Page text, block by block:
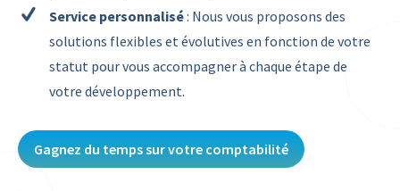
Service personnalisé: Nous vous proposons des
solutions flexibles et évolutives en fonction de votre
statut pour vous accompagner à chaque étape de
votre développement.
Gagnez du temps sur votre comptabilité